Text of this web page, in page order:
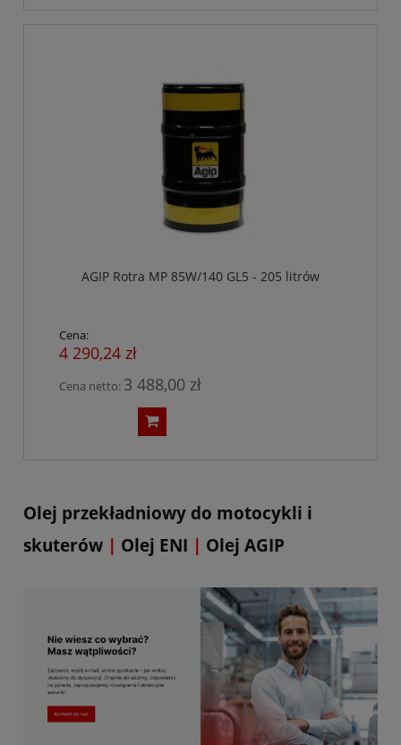
AGIP Rotra MP 85W/140 GL5 - 205 litrów
Cena:
4 290,24 zł
Cena netto: 3 488,00 zł
Olej przekładniowy do motocykli i
skuterów | Olej ENI | Olej AGIP